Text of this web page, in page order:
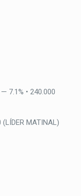
7.1% • 240.000
MATINAL)